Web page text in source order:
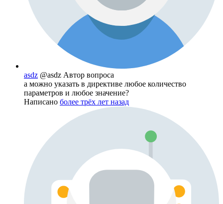
asdz @asdz Автор вопроса
а можно указать в директиве любое количество
параметров и любое значение?
Написано более трёх лет назад